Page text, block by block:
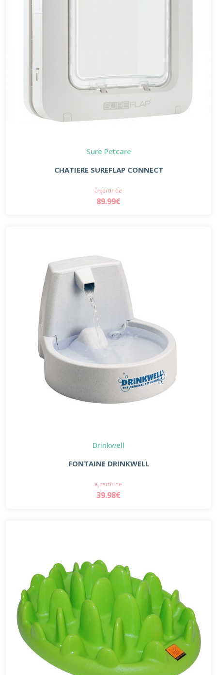
Sure Petcare
CHATIERE SUREFLAP CONNECT
à partir de
89.99€
Drinkwell
FONTAINE DRINKWELL
à partir de
39.98€